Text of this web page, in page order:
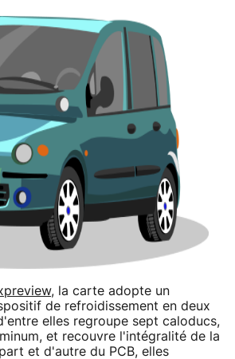
, la carte adopte un
de refroidissement en deux
elles regroupe sept caloducs,
et recouvre l'intégralité de la
et d'autre du PCB, elles